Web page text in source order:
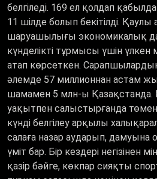
белгіледі. 169 ел қолдап
11 шілде болып бекітілді.
шаруашылығы экономикалық
күнделікті тұрмысы үшін
атап көрсеткен.
әлемде 57 миллионнан астам
шамамен 5 млн-ы Қазақстанда.
уақытпен салыстырғанда
күнді белгілеу арқылы
салаға назар аударып, дамуына
үміт бар. Бір кездері негізінен
қазір бәйге, көкпар сияқты